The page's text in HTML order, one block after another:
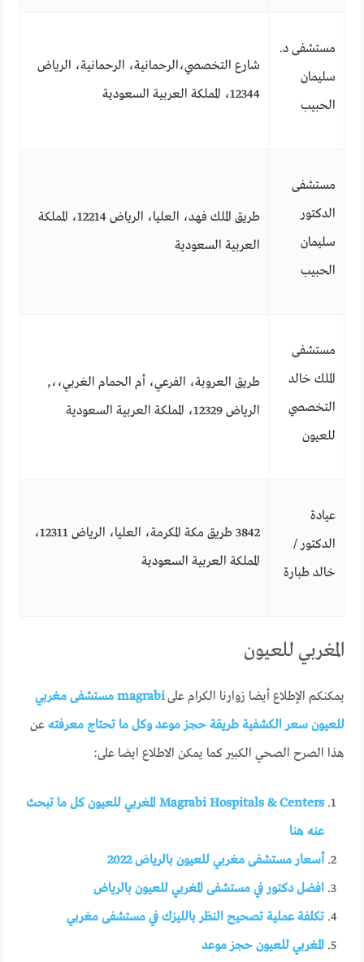
مستشفى د.
سليمان
الحبيب
شارع التخصصي،الرحمانية، الرحمانية، الرياض
12344، المملكة العربية السعودية
مستشفى
الدكتور
سليمان
الحبيب
طريق الملك فهد، العليا، الرياض 12214، المملكة
العربية السعودية
مستشفى
الملك خالد
التخصصي
للعيون
طريق العروبة، الفرعي، أم الحمام الغربي،،,
الرياض 12329، المملكة العربية السعودية
عيادة
الدكتور /
خالد طبارة
3842 طريق مكة المكرمة، العليا، الرياض 12311،
المملكة العربية السعودية
المغربي للعيون
يمكنكم الإطلاع أيضا زوارنا الكرام على
magrabi مستشفى مغربي
للعيون سعر الكشفية طريقة حجز موعد وكل ما تحتاج معرفته عن
هذا الصرح الصحي الكبير كما يمكن الاطلاع ايضا على:
Magrabi Hospitals & Centers المغربي للعيون كل ما تبحث
عنه هنا
أسعار مستشفى مغربي للعيون بالرياض 2022
افضل دكتور في مستشفى المغربي للعيون بالرياض
تكلفة عملية تصحيح النظر بالليزك في مستشفى مغربي
المغربي للعيون حجز موعد